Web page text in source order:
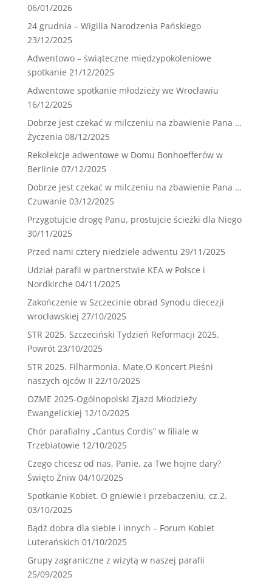
06/01/2026
24 grudnia – Wigilia Narodzenia Pańskiego
23/12/2025
Adwentowo – świąteczne międzypokoleniowe
spotkanie 21/12/2025
Adwentowe spotkanie młodzieży we Wrocławiu
16/12/2025
Dobrze jest czekać w milczeniu na zbawienie Pana …
Życzenia 08/12/2025
Rekolekcje adwentowe w Domu Bonhoefferów w
Berlinie 07/12/2025
Dobrze jest czekać w milczeniu na zbawienie Pana …
Czuwanie 03/12/2025
Przygotujcie drogę Panu, prostujcie ścieżki dla Niego
30/11/2025
Przed nami cztery niedziele adwentu 29/11/2025
Udział parafii w partnerstwie KEA w Polsce i
Nordkirche 04/11/2025
Zakończenie w Szczecinie obrad Synodu diecezji
wrocławskiej 27/10/2025
STR 2025. Szczeciński Tydzień Reformacji 2025.
Powrót 23/10/2025
STR 2025. Filharmonia. Mate.O Koncert Pieśni
naszych ojców II 22/10/2025
OZME 2025-Ogólnopolski Zjazd Młodzieży
Ewangelickiej 12/10/2025
Chór parafialny „Cantus Cordis” w filiale w
Trzebiatowie 12/10/2025
Czego chcesz od nas, Panie, za Twe hojne dary?
Święto Żniw 04/10/2025
Spotkanie Kobiet. O gniewie i przebaczeniu, cz.2.
03/10/2025
Bądź dobra dla siebie i innych – Forum Kobiet
Luterańskich 01/10/2025
Grupy zagraniczne z wizytą w naszej parafii
25/09/2025